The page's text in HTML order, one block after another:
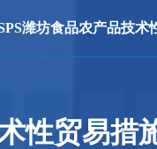
潍坊食品农产品技术
性贸易措